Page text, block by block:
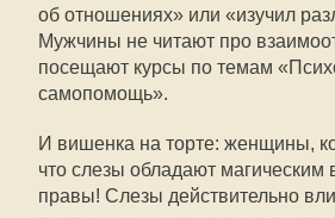
об отношениях» или «изучил
Мужчины не читают про
посещают курсы по темам
самопомощь».
И вишенка на торте: женщины,
что слезы обладают магическим
правы! Слезы действительно